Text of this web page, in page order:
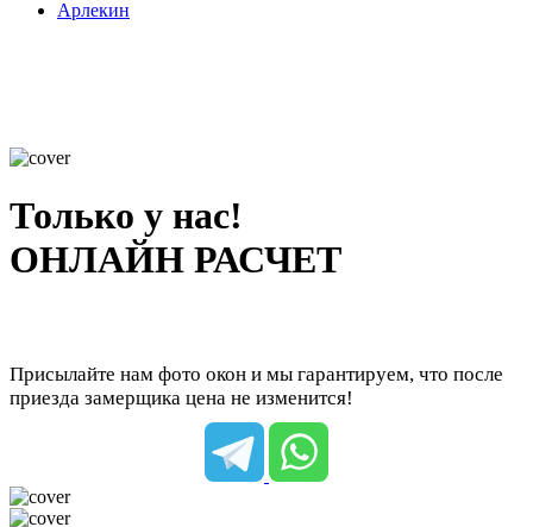
Арлекин
Только у нас!
ОНЛАЙН РАСЧЕТ
Присылайте нам фото окон и мы гарантируем, что после
приезда замерщика цена не изменится!